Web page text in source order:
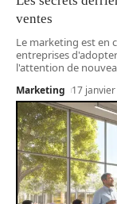
ventes
Le marketing est en
entreprises
l'attention de
Marketing 17